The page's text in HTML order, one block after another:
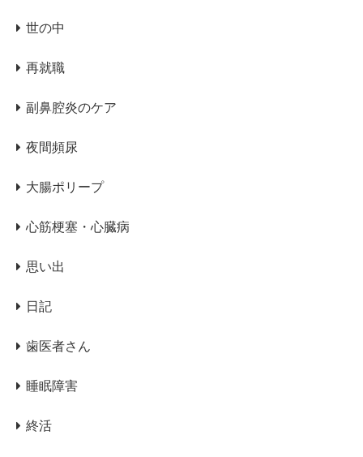
世の中
再就職
副鼻腔炎のケア
夜間頻尿
大腸ポリープ
心筋梗塞・心臓病
思い出
日記
歯医者さん
睡眠障害
終活